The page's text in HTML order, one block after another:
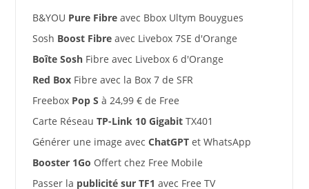
B&YOU Pure Fibreavec Bbox Ultym Bouygues
Sosh Boost Fibreavec Livebox 7SE d'Orange
Boîte SoshFibre avec Livebox 6 d'Orange
Red BoxFibre avec la Box 7 de SFR
Freebox Pop S à 24,99 € de Free
Carte Réseau TP-Link 10 GigabitTX401
Générer une image avec ChatGPTet WhatsApp
Booster 1Go Offert chez Free Mobile
Passer la publicité sur TF1 avec Free TV